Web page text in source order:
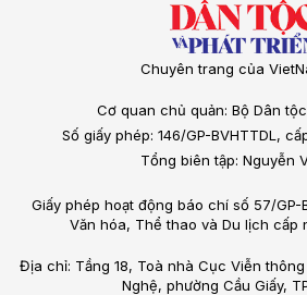
Chuyên trang của
Cơ quan chủ quản: Bộ Dân
Số giấy phép: 146/GP-BVHTTDL,
Tổng biên tập: Nguyễn
Giấy phép hoạt động báo chí số 57/GP-
Văn hóa, Thể thao và Du lịch cấp
Địa chỉ: Tầng 18, Toà nhà Cục Viễn
Nghệ, phường Cầu Giấy,